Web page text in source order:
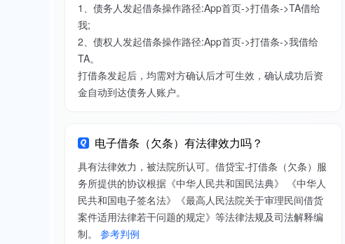
1、债务人发起借条操作路径:App首页->打借条->TA借给
我;
2、债权人发起借条操作路径:App首页->打借条->我借给
TA。
打借条发起后，均需对方确认后才可生效，确认成功后资
金自动到达债务人账户。
电子借条（欠条）有法律效力吗？
具有法律效力，被法院所认可。借贷宝-打借条（欠条）服
务所提供的协议根据《中华人民共和国民法典》 《中华人
民共和国电子签名法》《最高人民法院关于审理民间借货
案件适用法律若干问题的规定》等法律法规及司法解释编
制。 参考判例